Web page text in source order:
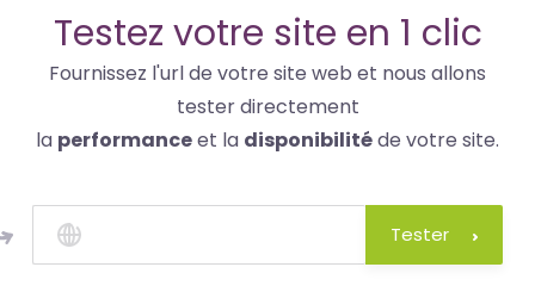
site
web
et
de
services
internet-
Uptime
is
Testez votre site en 1 clic
Fournissez l'url de votre site web et nous allons
tester directement
la performanceet la disponibilitéde votre site.
Tester